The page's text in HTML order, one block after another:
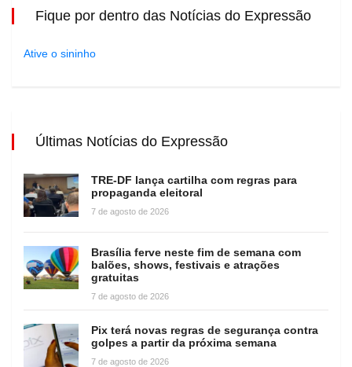
Fique por dentro das Notícias do Expressão
Ative o sininho
Últimas Notícias do Expressão
TRE-DF lança cartilha com regras para
propaganda eleitoral
7 de agosto de 2026
Brasília ferve neste fim de semana com
balões, shows, festivais e atrações
gratuitas
7 de agosto de 2026
Pix terá novas regras de segurança contra
golpes a partir da próxima semana
7 de agosto de 2026